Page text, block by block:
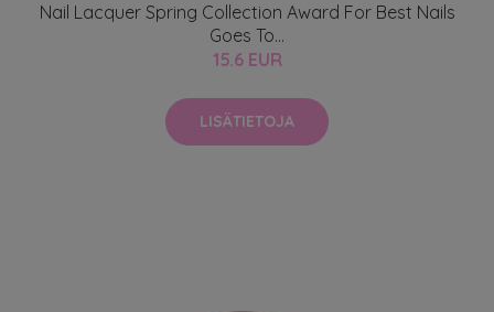
Nail Lacquer Spring Collection Award For Best Nails
Goes To…
15.6 EUR
LISÄTIETOJA